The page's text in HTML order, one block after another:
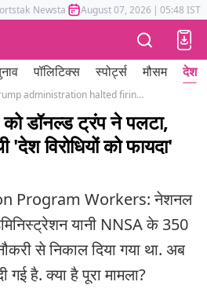
Newstak Mumbai Tak Astrotak
August 07, 2026 | 05:48 IST
पॉलिटिक्स स्पोर्ट्स मौसम देश
Donald Trump administration halted firings nuclear weapons programs workers elon musk DOGE reversal
डॉनल्ड ट्रंप ने पलटा,
विरोधियों को फायदा'
Program Workers: नेशनल
यानी NNSA के 350
से निकाल दिया गया था. अब
है. क्या है पूरा मामला?